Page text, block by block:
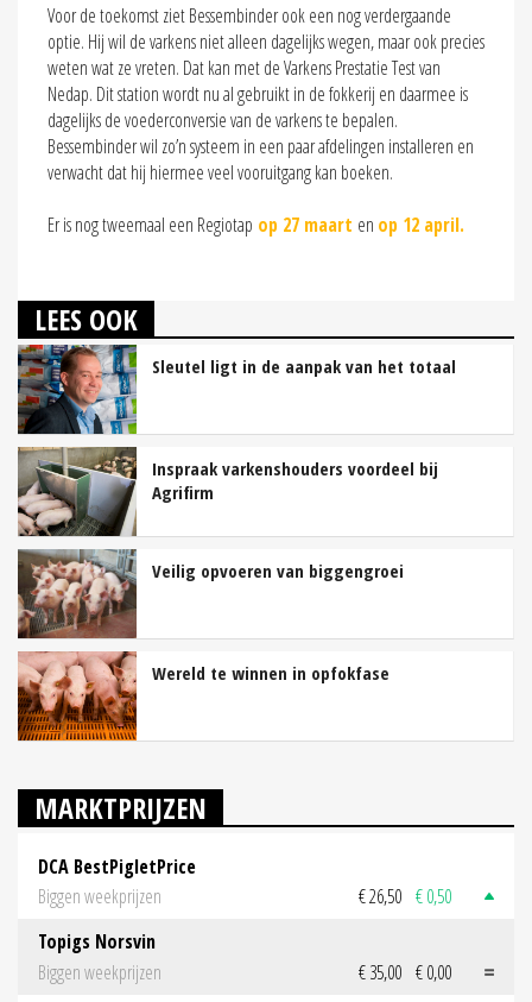
Voor de toekomst ziet Bessembinder ook een nog verdergaande
optie. Hij wil de varkens niet alleen dagelijks wegen, maar ook precies
weten wat ze vreten. Dat kan met de Varkens Prestatie Test van
Nedap. Dit station wordt nu al gebruikt in de fokkerij en daarmee is
dagelijks de voederconversie van de varkens te bepalen.
Bessembinder wil zo’n systeem in een paar afdelingen installeren en
verwacht dat hij hiermee veel vooruitgang kan boeken.
Er is nog tweemaal een Regiotap op 27 maart en op 12 april.
LEES OOK
Sleutel ligt in de aanpak van het totaal
Inspraak varkenshouders voordeel bij
Agrifirm
Veilig opvoeren van biggengroei
Wereld te winnen in opfokfase
MARKTPRIJZEN
DCA BestPigletPrice
Biggen weekprijzen
€ 26,50 € 0,50
Topigs Norsvin
Biggen weekprijzen
€ 35,00 € 0,00